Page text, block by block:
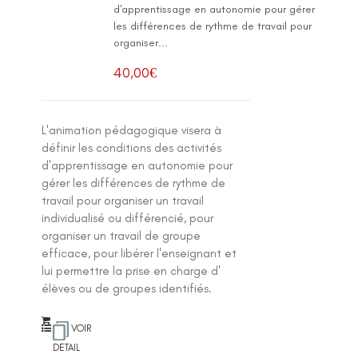
d'apprentissage en autonomie pour gérer
les différences de rythme de travail pour
organiser...
40,00€
L'animation pédagogique visera à
définir les conditions des activités
d'apprentissage en autonomie pour
gérer les différences de rythme de
travail pour organiser un travail
individualisé ou différencié, pour
organiser un travail de groupe
efficace, pour libérer l'enseignant et
lui permettre la prise en charge d'
élèves ou de groupes identifiés.
VOIR
DETAIL